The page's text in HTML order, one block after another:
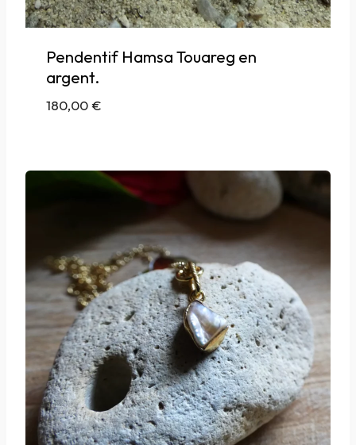
Pendentif Hamsa Touareg en
argent.
180,00€